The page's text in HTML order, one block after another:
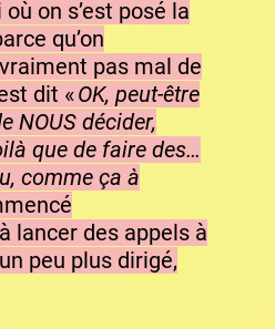
on s’est posé la
qu’on
pas mal de
dit «OK, peut-être
NOUS décider,
que de faire des…
comme ça à
lancer des appels à
peu plus dirigé,